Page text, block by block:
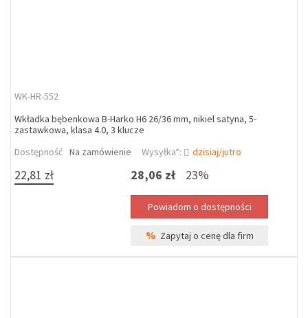
WK-HR-552
Wkładka bębenkowa B-Harko H6 26/36 mm, nikiel satyna, 5-
zastawkowa, klasa 4.0, 3 klucze
Dostępność Na zamówienie Wysyłka*: dzisiaj/jutro
22,81 zł 28,06 zł 23%
% Zapytaj o cenę dla firm